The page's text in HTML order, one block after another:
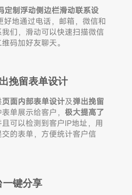
定制浮动侧边栏滑动联系设
好地通过电话，邮箱，微信和
们，滑动可以快速扫描微信
码加好友聊天。
挽留表单设计
页面内部表单设计及弹出挽留
单展示给客户， 极大提高了
可以检测到客户IP地址，用
的表单，方便统计客户信
一键分享